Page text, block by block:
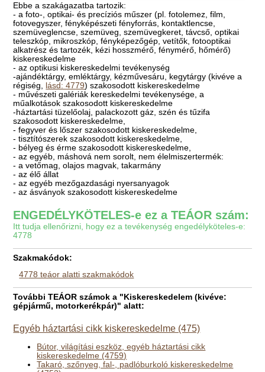
Ebbe a szakágazatba tartozik:
- a foto-, optikai- és precíziós műszer (pl. fotolemez, film,
fotovegyszer, fényképészeti fényforrás, kontaktlencse,
szemüveglencse, szemüveg, szemüvegkeret, távcső, optikai
teleszkóp, mikroszkóp, fényképezőgép, vetítők, fotooptikai
alkatrész és tartozék, kézi hosszmérő, fénymérő, hőmérő)
kiskereskedelme
- az optikusi kiskereskedelmi tevékenység
-ajándéktárgy, emléktárgy, kézművesáru, kegytárgy (kivéve a
régiség, lásd: 4779) szakosodott kiskereskedelme
- művészeti galériák kereskedelmi tevékenysége, a
műalkotások szakosodott kiskereskedelme
-háztartási tüzelőolaj, palackozott gáz, szén és tűzifa
szakosodott kiskereskedelme,
- fegyver és lőszer szakosodott kiskereskedelme,
- tisztítószerek szakosodott kiskereskedelme,
- bélyeg és érme szakosodott kiskereskedelme,
- az egyéb, máshová nem sorolt, nem élelmiszertermék:
- a vetőmag, olajos magvak, takarmány
- az élő állat
- az egyéb mezőgazdasági nyersanyagok
- az ásványok szakosodott kiskereskedelme
ENGEDÉLYKÖTELES-e ez a TEÁOR szám:
Itt tudja ellenőrizni, hogy ez a tevékenység engedélyköteles-e:
4778
Szakmakódok:
4778 teáor alatti szakmakódok
További TEÁOR számok a "Kiskereskedelem (kivéve:
gépjármű, motorkerékpár)" alatt:
Egyéb háztartási cikk kiskereskedelme (475)
Bútor, világítási eszköz, egyéb háztartási cikk
kiskereskedelme (4759)
Takaró, szőnyeg, fal-, padlóburkoló kiskereskedelme